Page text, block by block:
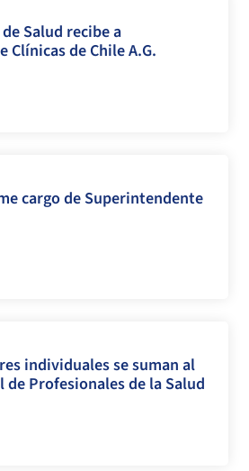
Salud recibe a
Clínicas de Chile A.G.
cargo de Superintendente
individuales se suman al
de Profesionales de la Salud